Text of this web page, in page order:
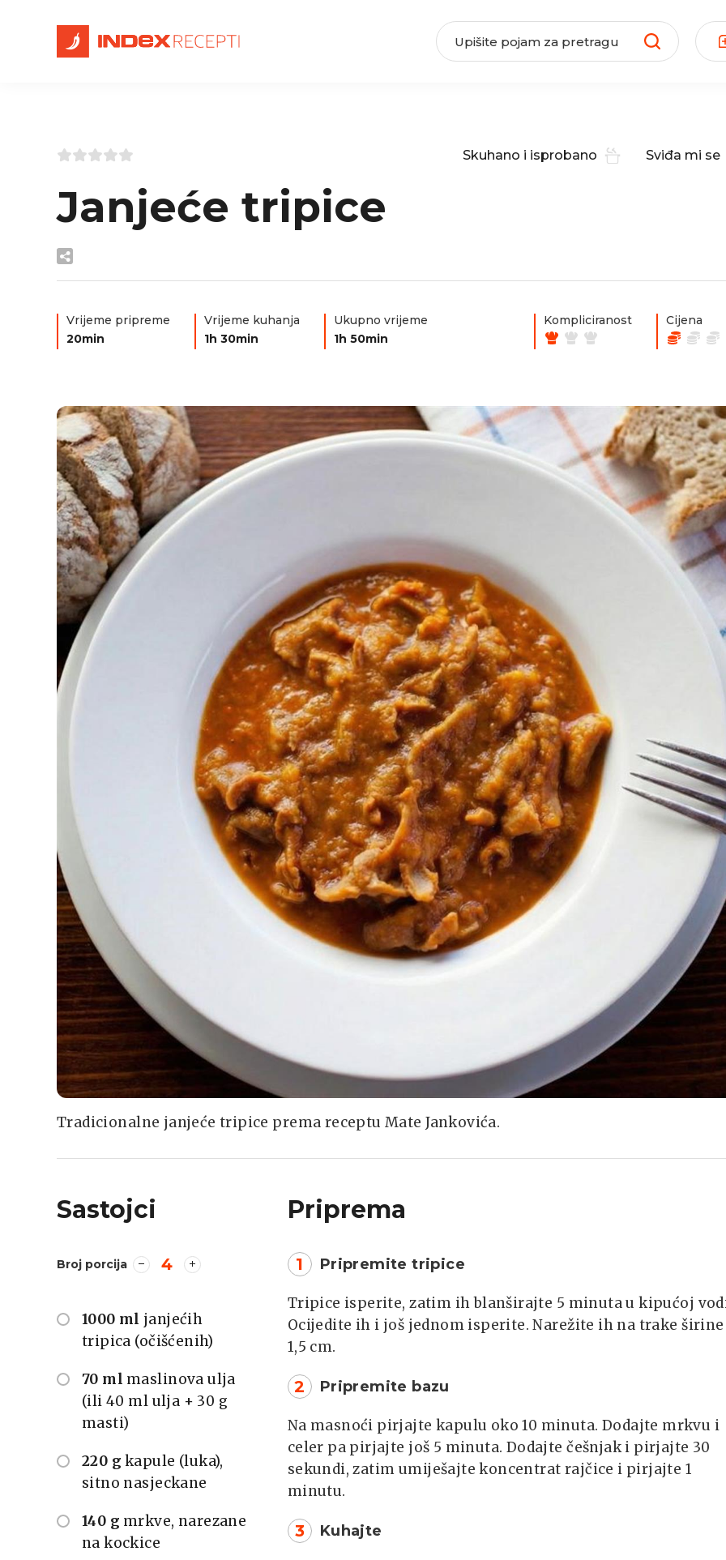
Skuhano i isprobano Sviđa mi se
Janjeće tripice
Vrijeme pripreme
20min
Vrijeme kuhanja
1h 30min
Ukupno vrijeme
1h 50min
Kompliciranost Cijena
Tradicionalne janjeće tripice prema receptu Mate Jankovića.
Sastojci
Broj porcija 4
1000 ml janjećih
tripica (očišćenih)
70 ml maslinova ulja
(ili 40 ml ulja + 30 g
masti)
220 g kapule (luka),
sitno nasjeckane
140 g mrkve, narezane
na kockice
Priprema
1 Pripremite tripice
Tripice isperite, zatim ih blanširajte 5 minuta u kipućoj
Ocijedite ih i još jednom isperite. Narežite ih na trake širine
1,5 cm.
2 Pripremite bazu
Na masnoći pirjajte kapulu oko 10 minuta. Dodajte mrkvu i
celer pa pirjajte još 5 minuta. Dodajte češnjak i pirjajte 30
sekundi, zatim umiješajte koncentrat rajčice i pirjajte 1
minutu.
3 Kuhajte